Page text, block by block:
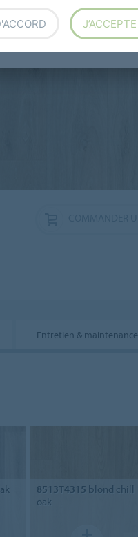
Entretien & maintenance
8513T4315 blond chill
oak
J’ACCEPTE